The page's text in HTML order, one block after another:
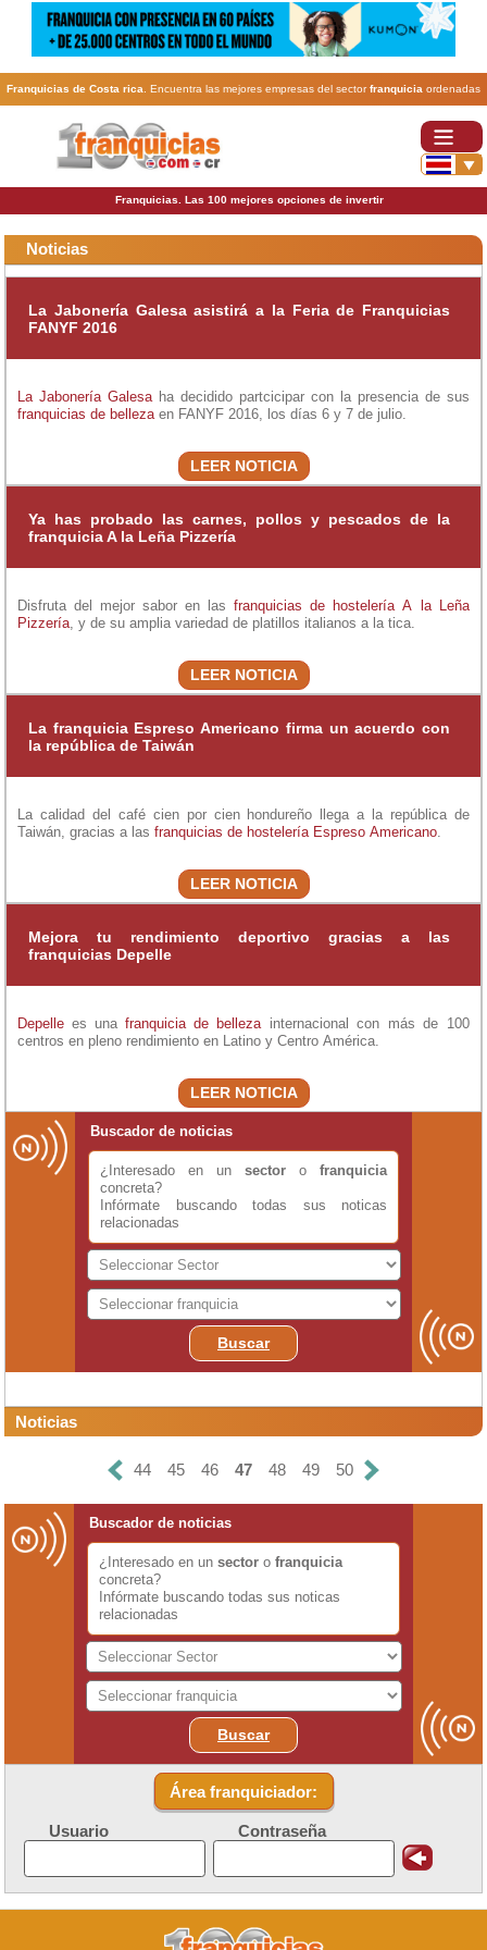
Franquicias de Costa rica . Encuentra las mejores empresas del sectorfranquicia ordenadas
por actividad. En www.100franquicias.cr encontrarás las más rentables, baratas y
Franquicias. Las 100 mejores opciones de invertir
Noticias
La Jabonería Galesa asistirá a la Feria de Franquicias
FANYF 2016
La Jabonería Galesa ha decidido partcicipar con la presencia de sus
franquicias de belleza en FANYF 2016, los días 6 y 7 de julio.
LEER NOTICIA
Ya has probado las carnes, pollos y pescados de la
franquicia A la Leña Pizzería
Disfruta del mejor sabor en las franquicias de hostelería A la Leña
Pizzería , y de su amplia variedad de platillos italianos a la tica.
LEER NOTICIA
La franquicia Espreso Americano firma un acuerdo con
la república de Taiwán
La calidad del café cien por cien hondureño llega a la república de
Taiwán, gracias a las franquicias de hostelería Espreso Americano
LEER NOTICIA
Mejora tu rendimiento deportivo gracias a las
franquicias Depelle
Depelle es una franquicia de belleza internacional con más de 100
centros en pleno rendimiento en Latino y Centro América.
LEER NOTICIA
Buscador de noticias
¿Interesado en un sector o franquicia
concreta?
Infórmate buscando todas sus noticas
relacionadas
Buscar
Noticias
44 45 46 47 48 49 50
Buscador de noticias
¿Interesado en un sector o franquicia
concreta?
Infórmate buscando todas sus noticas
relacionadas
Buscar
Área franquiciador:
Usuario Contraseña